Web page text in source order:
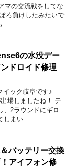
マの交流戦をしてな
ろ負けしたみたいで
…
の水没デー
ドロイド修理
イック岐阜です♪
場しましたね！ テ
、2ラウンドにギロ
しまい …
バッテリー交換
アイフォン修